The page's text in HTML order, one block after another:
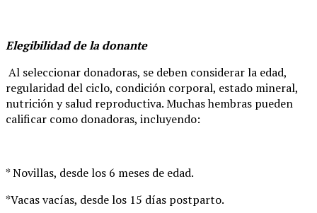
Elegibilidad de la donante
Al seleccionar donadoras, se deben considerar la edad,
regularidad del ciclo, condición corporal, estado mineral,
nutrición y salud reproductiva. Muchas hembras pueden
calificar como donadoras, incluyendo:
* Novillas, desde los 6 meses de edad.
*Vacas vacías, desde los 15 días postparto.